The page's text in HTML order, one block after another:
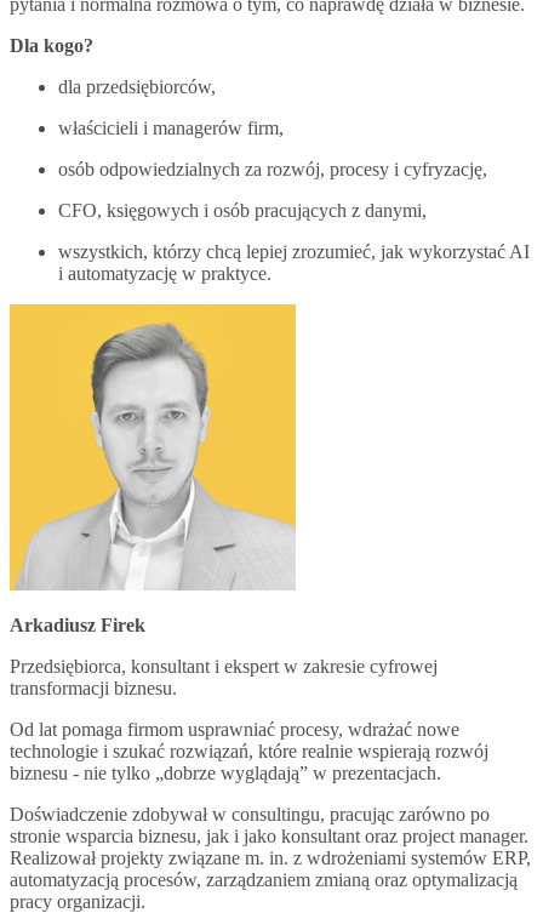
Dla kogo?
dla przedsiębiorców,
właścicieli i managerów firm,
osób odpowiedzialnych za rozwój, procesy i cyfryzację,
CFO, księgowych i osób pracujących z danymi,
wszystkich, którzy chcą lepiej zrozumieć, jak wykorzystać AI
i automatyzację w praktyce.
Arkadiusz Firek
Przedsiębiorca, konsultant i ekspert w zakresie cyfrowej
transformacji biznesu.
Od lat pomaga firmom usprawniać procesy, wdrażać nowe
technologie i szukać rozwiązań, które realnie wspierają rozwój
biznesu - nie tylko „dobrze wyglądają” w prezentacjach.
Doświadczenie zdobywał w consultingu, pracując zarówno po
stronie wsparcia biznesu, jak i jako konsultant oraz project manager.
Realizował projekty związane m. in. z wdrożeniami systemów ERP,
automatyzacją procesów, zarządzaniem zmianą oraz optymalizacją
pracy organizacji.